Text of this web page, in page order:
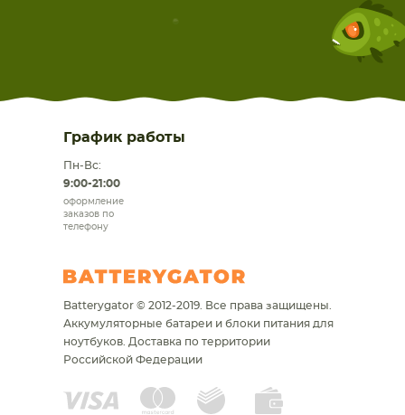
График работы
Пн-Вс:
9:00-21:00
оформление
заказов по
телефону
Batterygator © 2012-2019. Все права защищены.
Аккумуляторные батареи и блоки питания для
ноутбуков. Доставка по территории
Российской Федерации